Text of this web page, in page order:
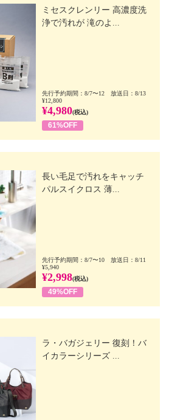
ミセスクレンリー 高濃度洗
浄で汚れが 滝のよ...
先行予約期間：8/7〜12 放送日：8/13
¥12,800
¥4,980(税込)
61%OFF
長い毛足で汚れをキャッチ
パルスイクロス 薄...
先行予約期間：8/7〜10 放送日：8/11
¥5,940
¥2,998(税込)
49%OFF
ラ・バガジェリー 復刻！バ
イカラーシリーズ ...